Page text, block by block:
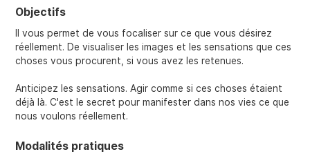
Objectifs
Il vous permet de vous focaliser sur ce que vous désirez
réellement. De visualiser les images et les sensations que ces
choses vous procurent, si vous avez les retenues.
Anticipez les sensations. Agir comme si ces choses étaient
déjà là. C'est le secret pour manifester dans nos vies ce que
nous voulons réellement.
Modalités pratiques